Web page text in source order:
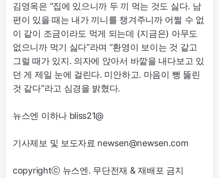
김영옥은 “집에 있으니까 두 끼 먹는 것도 싫다. 남
편이 있을 때는 내가 끼니를 챙겨주니까 어쩔 수 없
이 같이 조금이라도 먹게 되는데 (지금은) 아무도
없으니까 먹기 싫다”라며 “환영이 보이는 것 같고
그럴 때가 있지. 의자에 앉아서 바깥을 내다보고 있
던 게 제일 눈에 걸린다. 미안하고. 마음이 뻥 뚫린
것 같다”라고 심경을 밝혔다.
뉴스엔 이하나 bliss21@
기사제보 및 보도자료 newsen@newsen.com
copyrightⓒ 뉴스엔. 무단전재 & 재배포 금지